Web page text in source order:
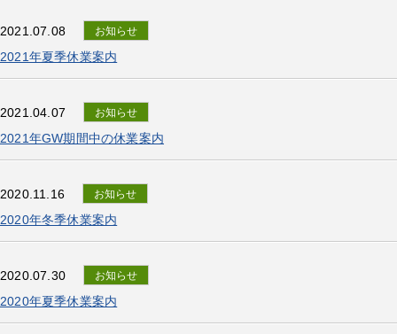
2021.07.08 お知らせ
2021年夏季休業案内
2021.04.07 お知らせ
2021年GW期間中の休業案内
2020.11.16 お知らせ
2020年冬季休業案内
2020.07.30 お知らせ
2020年夏季休業案内